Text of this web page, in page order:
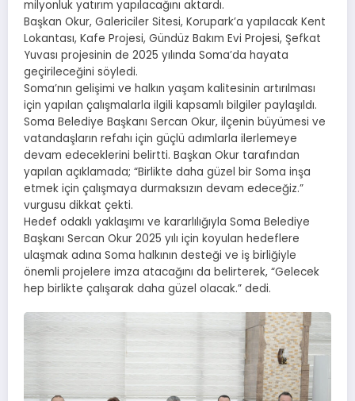
milyonluk yatırım yapılacağını aktardı.
Başkan Okur, Galericiler Sitesi, Korupark’a yapılacak Kent
Lokantası, Kafe Projesi, Gündüz Bakım Evi Projesi, Şefkat
Yuvası projesinin de 2025 yılında Soma’da hayata
geçirileceğini söyledi.
Soma’nın gelişimi ve halkın yaşam kalitesinin artırılması
için yapılan çalışmalarla ilgili kapsamlı bilgiler paylaşıldı.
Soma Belediye Başkanı Sercan Okur, ilçenin büyümesi ve
vatandaşların refahı için güçlü adımlarla ilerlemeye
devam edeceklerini belirtti. Başkan Okur tarafından
yapılan açıklamada; “Birlikte daha güzel bir Soma inşa
etmek için çalışmaya durmaksızın devam edeceğiz.”
vurgusu dikkat çekti.
Hedef odaklı yaklaşımı ve kararlılığıyla Soma Belediye
Başkanı Sercan Okur 2025 yılı için koyulan hedeflere
ulaşmak adına Soma halkının desteği ve iş birliğiyle
önemli projelere imza atacağını da belirterek, “Gelecek
hep birlikte çalışarak daha güzel olacak.” dedi.